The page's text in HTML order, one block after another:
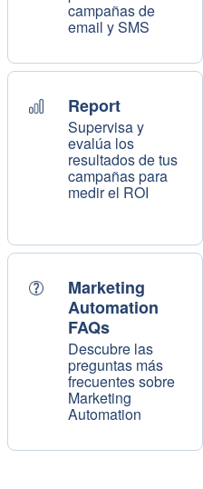
campañas de
email y SMS
Report
Supervisa y
evalúa los
resultados de tus
campañas para
medir el ROI
Marketing
Automation
FAQs
Descubre las
preguntas más
frecuentes sobre
Marketing
Automation